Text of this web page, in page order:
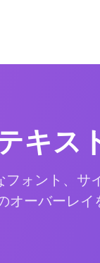
キス
フォント、サ
オーバーレ